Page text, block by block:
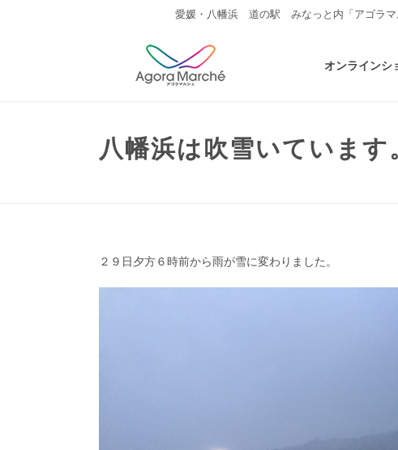
愛媛・八幡浜 道の駅 みなっと内「アゴラマ
オンラインシ
八幡浜は吹雪いています
２９日夕方６時前から雨が雪に変わりました。